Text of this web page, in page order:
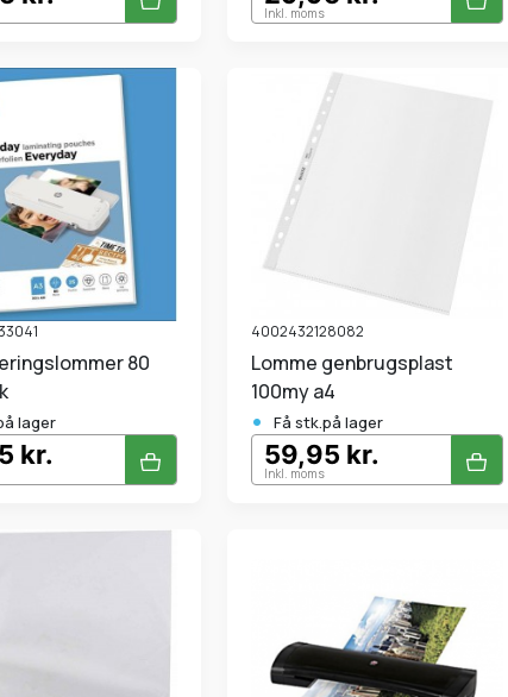
Inkl. moms
lager
kr.
4002432128082
Lomme genbrugsplast
100my a4
• Få stk.på lager
59,95 kr.
Inkl. moms